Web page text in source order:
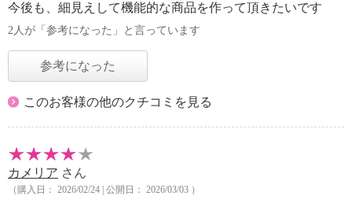
今後も、細見えして機能的な商品を作って頂きたいです
2人が「参考になった」と言っています
参考になった
このお客様の他のクチコミを見る
カメリア さん
（購入日： 2026/02/24 | 公開日： 2026/03/03 ）